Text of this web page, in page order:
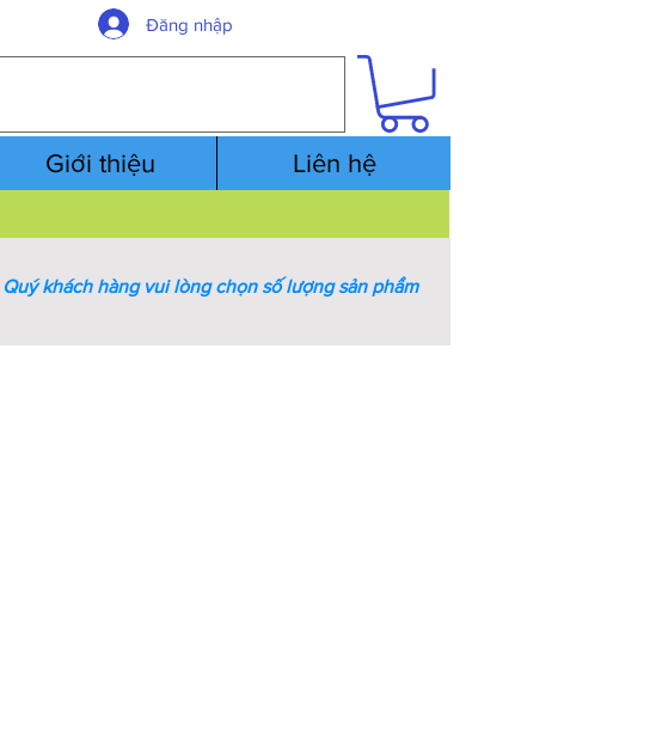
Đăng nhập
Giới thiệu Liên hệ
Quý khách hàng vui lòng chọn số lượng sản phẩm